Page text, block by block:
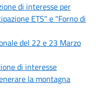
di interesse per
ETS" e "Forno di
del 22 e 23 Marzo
di interesse
la montagna